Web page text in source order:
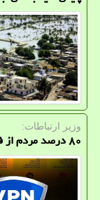
وزیر ارتباطات:
۸۰ درصد مردم از فیلترشکن استفاده می نمایند